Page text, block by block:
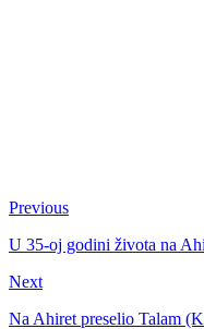
Previous
U 35-oj godini života na
Next
Na Ahiret preselio Talam